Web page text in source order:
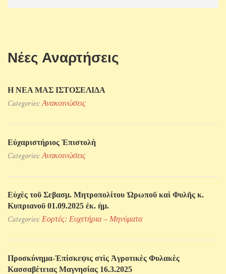
Νέες Αναρτήσεις
Η ΝΕΑ ΜΑΣ ΙΣΤΟΣΕΛΙΔΑ
Categories:Ανακοινώσεις
Εὐχαριστήριος Ἐπιστολὴ
Categories:Ανακοινώσεις
Εὐχὲς τοῦ Σεβασμ. Μητροπολίτου Ὠρωποῦ καὶ Φυλῆς κ.
Κυπριανοῦ 01.09.2025 ἐκ. ἡμ.
Categories: Εορτές: Ευχετήρια – Μηνύματα
Προσκύνηµα-Ἐπίσκεψις στὶς Ἀγροτικὲς Φυλακὲς
Κασσαβέτειας Μαγνησίας 16.3.2025